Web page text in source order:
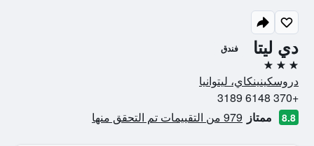
دي ليتا فندق
3 نجوم
دروسكينينكاي، ليتوانيا
+370 6148 3189
8.8 ممتاز 979 من التقييمات تم التحقق منها